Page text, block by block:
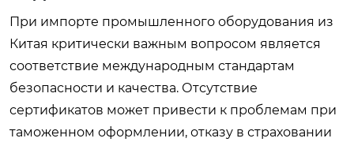
При импорте промышленного оборудования из
Китая критически важным вопросом является
соответствие международным стандартам
безопасности и качества. Отсутствие
сертификатов может привести к проблемам при
таможенном оформлении, отказу в страховании